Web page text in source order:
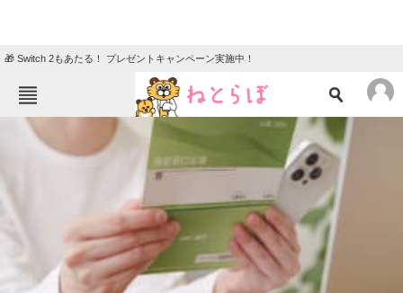
🎁 Switch 2もあたる！ プレゼントキャンペーン実施中！
ねとらぼメニュー
教育・育児
リサーチ